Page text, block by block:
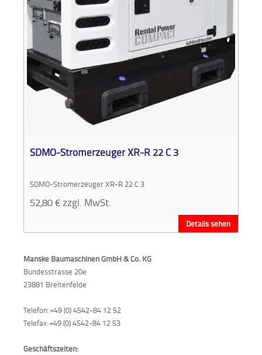
SDMO-Stromerzeuger XR-R 22 C 3
SDMO-Stromerzeuger XR-R 22 C 3
52,80€ zzgl. MwSt.
Details sehen
Manske Baumaschinen GmbH & Co. KG
Bundesstrasse 20e
23881 Breitenfelde
Telefon: +49 (0) 4542-84 12 52
Telefax: +49 (0) 4542-84 12 53
Geschäftszeiten: